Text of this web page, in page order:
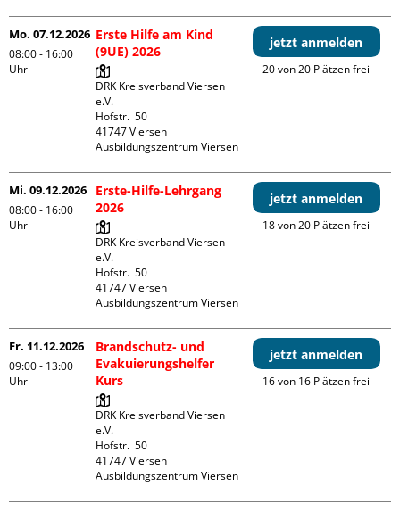
Mo. 07.12.2026
08:00 - 16:00
Uhr
Erste Hilfe am Kind
(9UE) 2026
DRK Kreisverband Viersen
e.V.
Hofstr.  50
41747 Viersen
Ausbildungszentrum Viersen
jetzt anmelden
20 von 20 Plätzen frei
Mi. 09.12.2026
08:00 - 16:00
Uhr
Erste-Hilfe-Lehrgang
2026
DRK Kreisverband Viersen
e.V.
Hofstr.  50
41747 Viersen
Ausbildungszentrum Viersen
jetzt anmelden
18 von 20 Plätzen frei
Fr. 11.12.2026
09:00 - 13:00
Uhr
Brandschutz- und
Evakuierungshelfer
Kurs
DRK Kreisverband Viersen
e.V.
Hofstr.  50
41747 Viersen
Ausbildungszentrum Viersen
jetzt anmelden
16 von 16 Plätzen frei